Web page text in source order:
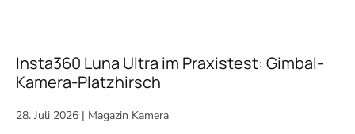
Insta360 Luna Ultra im Praxistest: Gimbal-
Kamera-Platzhirsch
28. Juli 2026 | Magazin Kamera